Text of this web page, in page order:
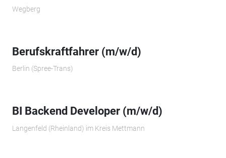
Wegberg
Berufskraftfahrer (m/w/d)
Berlin (Spree-Trans)
BI Backend Developer (m/w/d)
Langenfeld (Rheinland) im Kreis Mettmann